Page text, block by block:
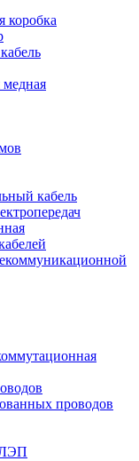
коробка
кабель
проводов
ЛЭП